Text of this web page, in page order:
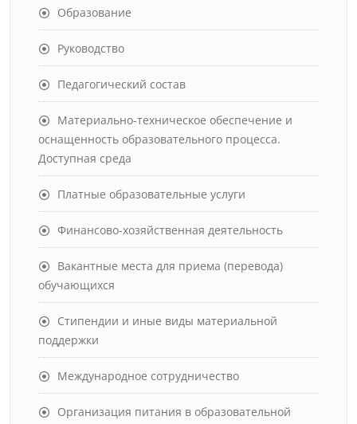
Образование
Руководство
Педагогический состав
Материально-техническое обеспечение и
оснащенность образовательного процесса.
Доступная среда
Платные образовательные услуги
Финансово-хозяйственная деятельность
Вакантные места для приема (перевода)
обучающихся
Стипендии и иные виды материальной
поддержки
Международное сотрудничество
Организация питания в образовательной